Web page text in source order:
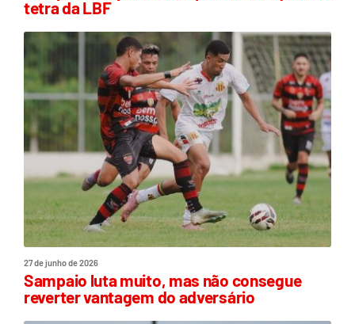
tetra da LBF
27 de junho de 2026
Sampaio luta muito, mas não consegue
reverter vantagem do adversário